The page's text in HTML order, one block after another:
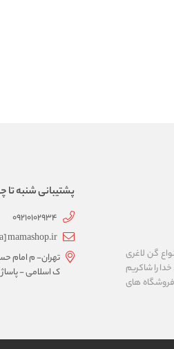
همچنین انواع گن لاغری
را شاکریم
های
پشتیبانی شنبه تا
09210102934
mamashop.ir
تهران- م امام
ک اسلامی - پاساژ